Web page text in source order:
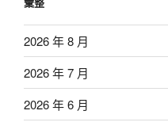
2026 年 8 月
2026 年 7 月
2026 年 6 月